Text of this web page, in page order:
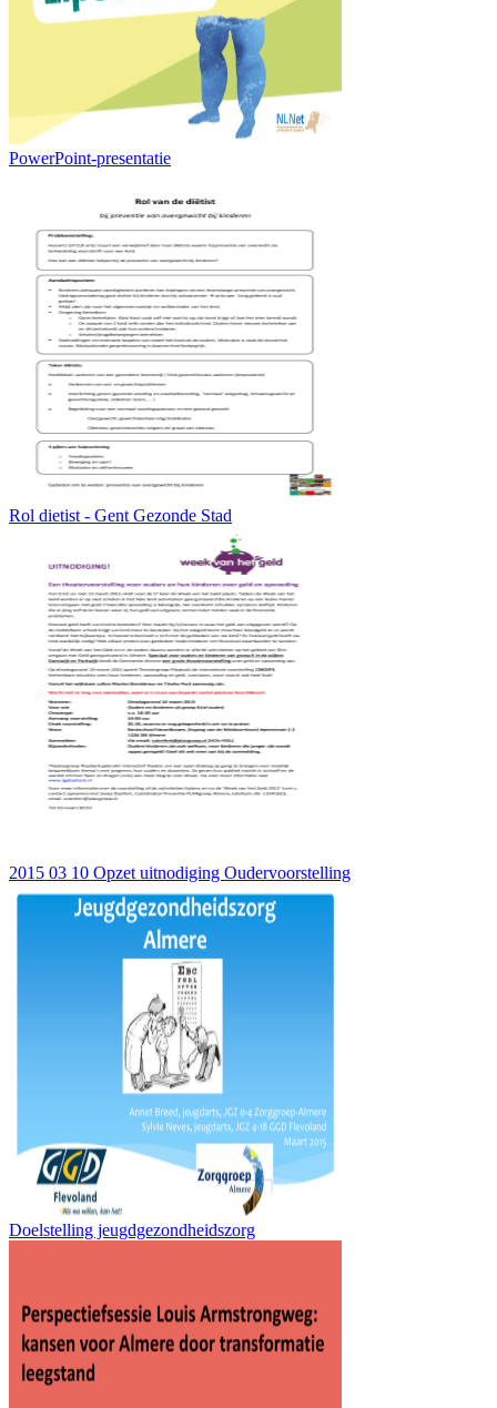
PowerPoint-presentatie
Rol dietist - Gent Gezonde Stad
2015 03 10 Opzet uitnodiging Oudervoorstelling
Doelstelling jeugdgezondheidszorg